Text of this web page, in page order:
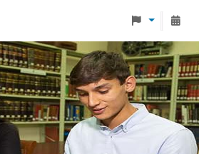
Monteávila